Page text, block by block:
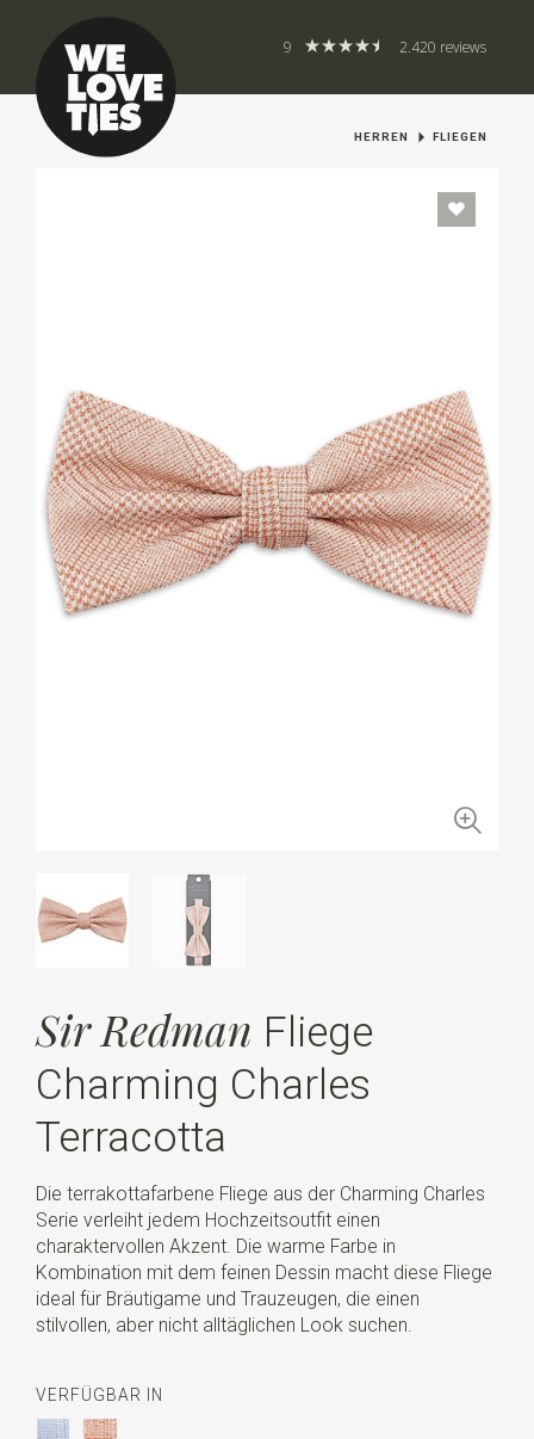
9 2.420 reviews
HERREN FLIEGEN
Sir Redman Fliege
Charming Charles
Terracotta
Die terrakottafarbene Fliege aus der Charming Charles
Serie verleiht jedem Hochzeitsoutfit einen
charaktervollen Akzent. Die warme Farbe in
Kombination mit dem feinen Dessin macht diese Fliege
ideal für Bräutigame und Trauzeugen, die einen
stilvollen, aber nicht alltäglichen Look suchen.
VERFÜGBAR IN